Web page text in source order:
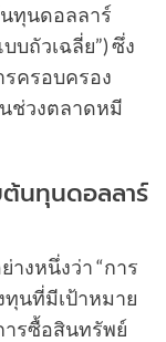
นทุนดอลลาร์
บถัวเฉลี่ย”) ซึ่ง
รครอบครอง
ช่วงตลาดหมี
นทุนดอลลาร์
งหนึ่งว่า “การ
ทุนที่มีเป้าหมาย
ารซื้อสินทรัพย์